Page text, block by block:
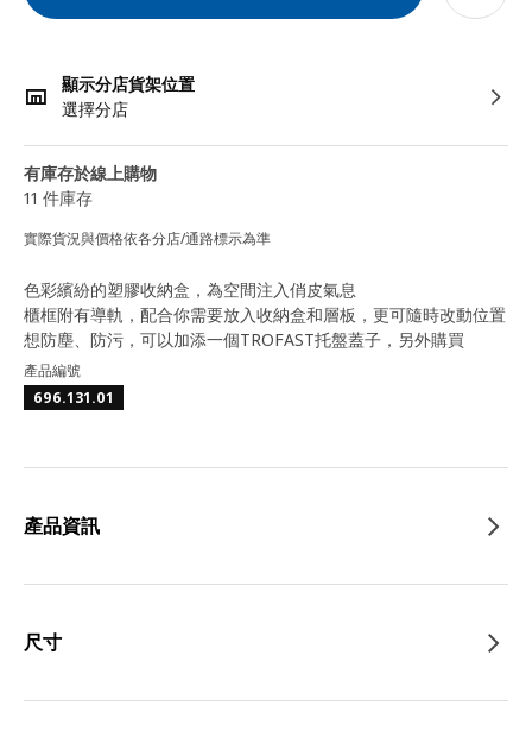
顯示分店貨架位置
選擇分店
有庫存於線上購物
11 件庫存
實際貨況與價格依各分店/通路標示為準
色彩繽紛的塑膠收納盒，為空間注入俏皮氣息
櫃框附有導軌，配合你需要放入收納盒和層板，更可隨時改動位置
想防塵、防污，可以加添一個TROFAST托盤蓋子，另外購買
產品編號
696.131.01
產品資訊
尺寸